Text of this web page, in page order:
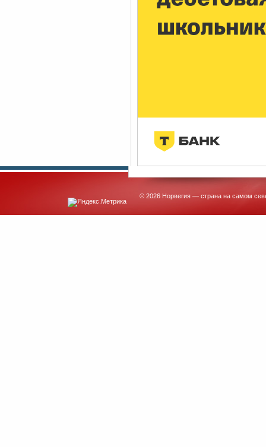
© 2026 Норвегия — страна на самом